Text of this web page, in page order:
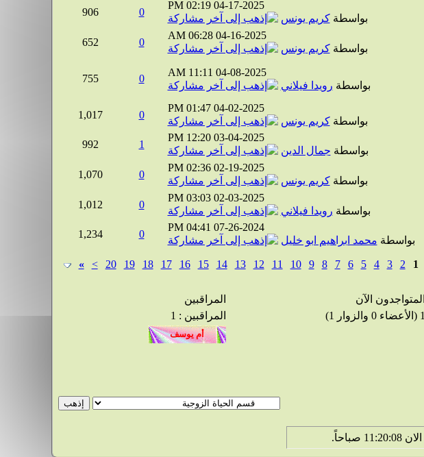
04-17-2025
02:19 PM
بواسطةكريم يونس
0
906
04-16-2025
06:28 AM
بواسطةكريم يونس
0
652
04-08-2025
11:11 AM
بواسطة رويدا فيلاني
0
755
04-02-2025
01:47 PM
بواسطةكريم يونس
0
1,017
03-04-2025
12:20 PM
بواسطة جمال الدين
1
992
02-19-2025
02:36 PM
بواسطةكريم يونس
0
1,070
02-03-2025
03:03 PM
بواسطة رويدا فيلاني
0
1,012
07-26-2024
04:41 PM
بواسطة محمد ابراهيم ابو خليل
0
1,234
1
2
3
4
5
6
7
8
9
10
11
12
13
14
15
16
17
18
19
20
>
»
المتواجدون الآن
المراقبين
1 (الأعضاء 0 والزوار 1)
المراقبين : 1